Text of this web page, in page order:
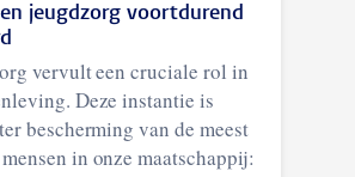
jeugdzorg voortdurend
vervult een cruciale rol in
Deze instantie is
bescherming van de meest
in onze maatschappij: